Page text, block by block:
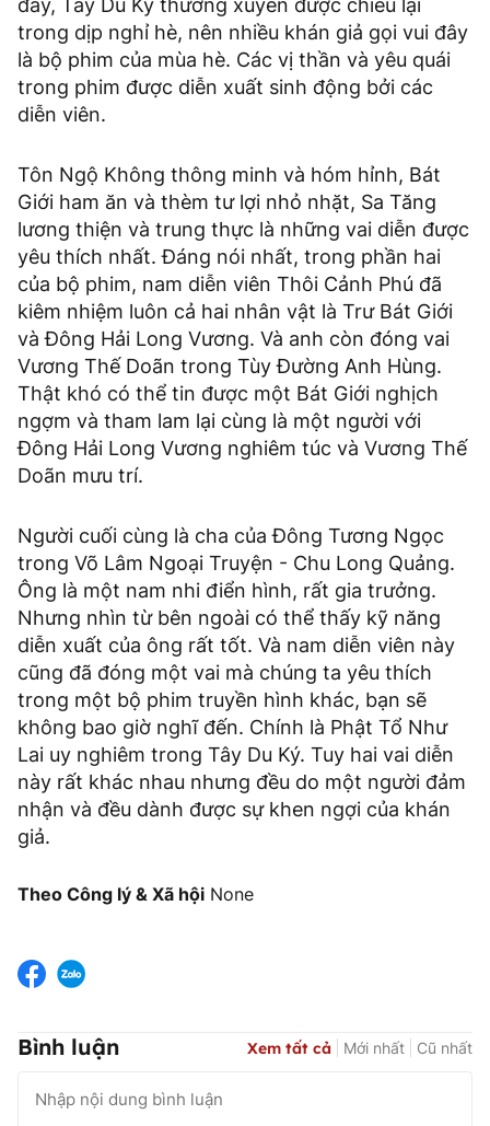
đây, Tây Du Ký thường xuyên được chiếu lại
trong dịp nghỉ hè, nên nhiều khán giả gọi vui đây
là bộ phim của mùa hè. Các vị thần và yêu quái
trong phim được diễn xuất sinh động bởi các
diễn viên.
Tôn Ngộ Không thông minh và hóm hỉnh, Bát
Giới ham ăn và thèm tư lợi nhỏ nhặt, Sa Tăng
lương thiện và trung thực là những vai diễn được
yêu thích nhất. Đáng nói nhất, trong phần hai
của bộ phim, nam diễn viên Thôi Cảnh Phú đã
kiêm nhiệm luôn cả hai nhân vật là Trư Bát Giới
và Đông Hải Long Vương. Và anh còn đóng vai
Vương Thế Doãn trong Tùy Đường Anh Hùng.
Thật khó có thể tin được một Bát Giới nghịch
ngợm và tham lam lại cùng là một người với
Đông Hải Long Vương nghiêm túc và Vương Thế
Doãn mưu trí.
Người cuối cùng là cha của Đông Tương Ngọc
trong Võ Lâm Ngoại Truyện - Chu Long Quảng.
Ông là một nam nhi điển hình, rất gia trưởng.
Nhưng nhìn từ bên ngoài có thể thấy kỹ năng
diễn xuất của ông rất tốt. Và nam diễn viên này
cũng đã đóng một vai mà chúng ta yêu thích
trong một bộ phim truyền hình khác, bạn sẽ
không bao giờ nghĩ đến. Chính là Phật Tổ Như
Lai uy nghiêm trong Tây Du Ký. Tuy hai vai diễn
này rất khác nhau nhưng đều do một người đảm
nhận và đều dành được sự khen ngợi của khán
giả.
Theo Công lý & Xã hội None
Bình luận Xem tất cả Mới nhất Cũ nhất